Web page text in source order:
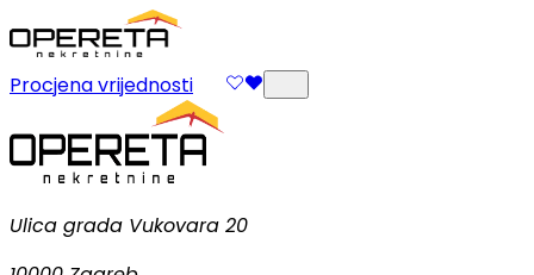
Procjena vrijednosti
Ulica grada Vukovara 20